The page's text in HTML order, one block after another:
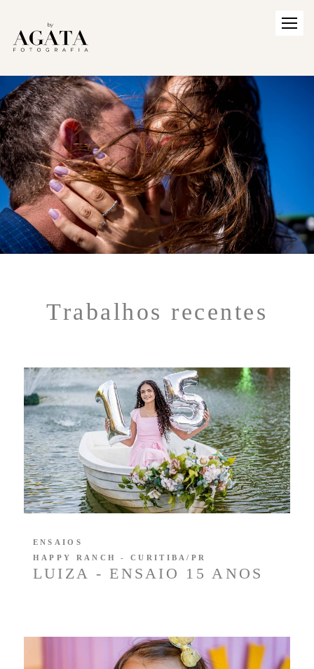
Trabalhos recentes
LUIZA - ENSAIO 15 ANOS
ENSAIOS
HAPPY RANCH - CURITIBA/PR